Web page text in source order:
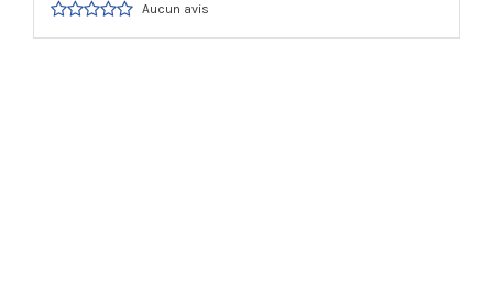
Aucun avis